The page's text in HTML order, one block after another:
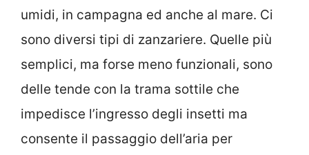
umidi, in campagna ed anche al mare. Ci
sono diversi tipi di zanzariere. Quelle più
semplici, ma forse meno funzionali, sono
delle tende con la trama sottile che
impedisce l’ingresso degli insetti ma
consente il passaggio dell’aria per